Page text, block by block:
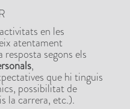
en les
atentament
resposta segons els
,
que hi tinguis
possibilitat de
la carrera, etc.).